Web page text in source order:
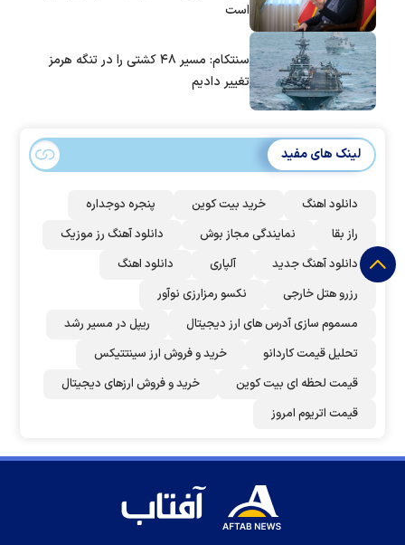
است
سنتکام: مسیر ۴۸ کشتی را در تنگه هرمز
تغییر دادیم
لینک های مفید
دانلود اهنگ خرید بیت کوین
پنجره دوجداره
راز بقا
نمایندگی مجاز بوش
دانلود آهنگ رز‌ موزیک
دانلود آهنگ جدید
آلپاری
دانلود اهنگ
رزرو هتل خارجی
نکسو رمزارزی نوآور
مسموم سازی آدرس های ارز دیجیتال
ریپل در مسیر رشد
تحلیل قیمت کاردانو
خرید و فروش ارز سینتتیکس
قیمت لحظه ای بیت کوین
خرید و فروش ارزهای دیجیتال
قیمت اتریوم امروز